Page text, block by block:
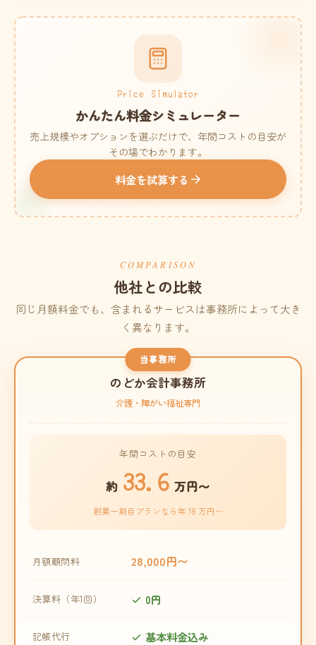
Price Simulator
かんたん料金シミュレーター
売上規模やオプションを選ぶだけで、年間コストの目安が
その場でわかります。
料金を試算する
COMPARISON
他社との比較
同じ月額料金でも、含まれるサービスは事務所によって大き
く異なります。
当事務所
のどか会計事務所
介護・障がい福祉専門
年間コストの目安
約 33.6 万円〜
創業一期目プランなら年 18 万円〜
月額顧問料 28,000円〜
決算料（年1回） 0円
記帳代行 基本料金込み